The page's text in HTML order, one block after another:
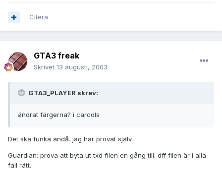
Citera
GTA3 freak
Skrivet 13 augusti, 2003
GTA3_PLAYER skrev:
ändrat färgerna? i carcols
Det ska funka ändå. jag har provat själv.
Guardian: prova att byta ut txd filen en gång till. dff filen är i alla
fall rätt.